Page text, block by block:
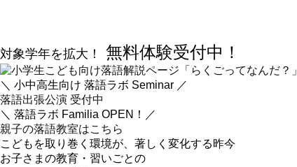
対象学年を拡大！ 無料体験受付中！
＼ 小中高生向け 落語ラボ Seminar ／
落語出張公演 受付中
＼ 落語ラボ Familia OPEN！／
親子の落語教室はこちら
こどもを取り巻く環境が、 著しく変化する昨今
お子さまの教育・習いごとの